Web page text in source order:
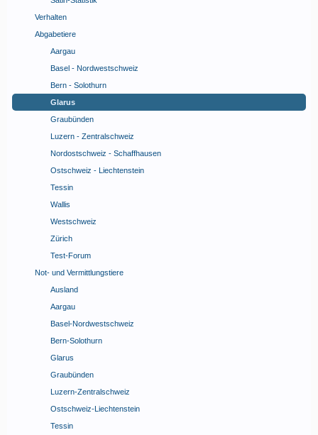
Verhalten
Abgabetiere
Aargau
Basel - Nordwestschweiz
Bern - Solothurn
Glarus
Graubünden
Luzern - Zentralschweiz
Nordostschweiz - Schaffhausen
Ostschweiz - Liechtenstein
Tessin
Wallis
Westschweiz
Zürich
Test-Forum
Not- und Vermittlungstiere
Ausland
Aargau
Basel-Nordwestschweiz
Bern-Solothurn
Glarus
Graubünden
Luzern-Zentralschweiz
Ostschweiz-Liechtenstein
Tessin